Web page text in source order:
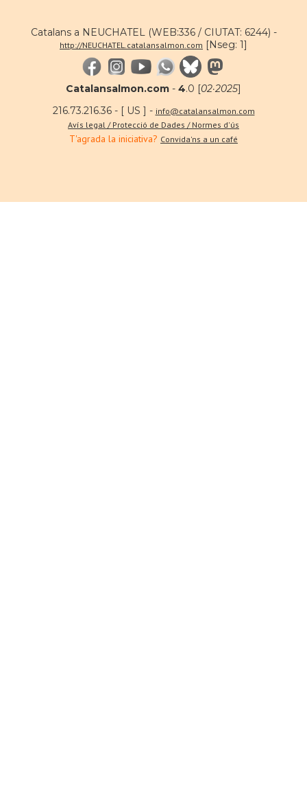
Catalans a NEUCHATEL (WEB:336 / CIUTAT: 6244) -
http://NEUCHATEL.catalansalmon.com [Nseg: 1]
Catalansalmon.com - 4.0 [02·2025]
216.73.216.36 - [ US ] - info@catalansalmon.com
Avís legal / Protecció de Dades / Normes d'ús
T'agrada la iniciativa? Convida'ns a un café